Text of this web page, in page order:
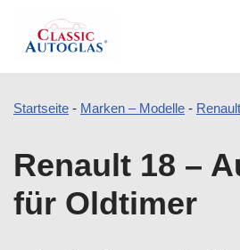
Inhalt
springen
Startseite - Marken – Modelle - Renault
Renault 18 –
für Oldtimer